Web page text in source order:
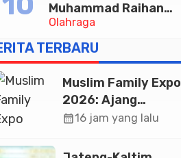
Olahraga
Muhammad Raihan
Fadila Sabet Emas
Kyorugi di Asian
Taekwondo Indonesia
Open 2026
TERBARU
Muslim Family Expo
2026: Ajang
Silaturahim dan
Ekonomi Halal di
calendar_month16 jam yang lalu